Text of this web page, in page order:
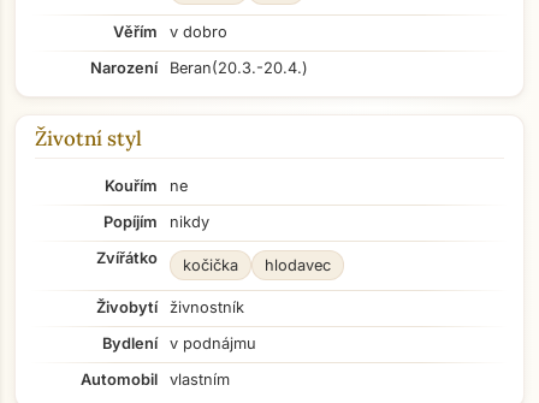
Věřím
v dobro
Narození
Beran(20.3.-20.4.)
Životní styl
Kouřím
ne
Popíjím
nikdy
Zvířátko
kočička hlodavec
Živobytí
živnostník
Bydlení
v podnájmu
Automobil
vlastním